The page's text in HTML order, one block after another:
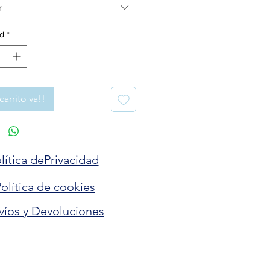
*
carrito va!!
dePrivacidad
de cookies
y Devoluciones